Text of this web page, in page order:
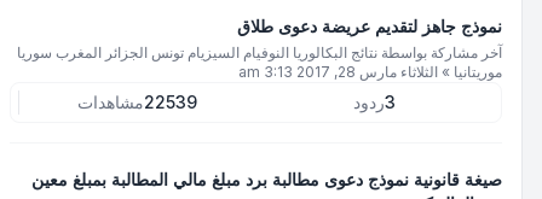
نموذج جاهز لتقديم عريضة دعوى طلاق
آخر مشاركة بواسطةنتائج البكالوريا النوفيام السيزيام تونس الجزائر المغرب سوريا
موريتانيا»الثلاثاء مارس 28, 2017 3:13 am
ردود 22539مشاهدات
صيغة قانونية نموذج دعوى مطالبة برد مبلغ مالي المطالبة بمبلغ معين